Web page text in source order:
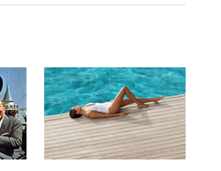
нежелательной организацией
при падении деревьев во
время урагана
вчера, 22:55В Москве в
пятницу ожидаются ливни
вчера, 22:35Винисиус